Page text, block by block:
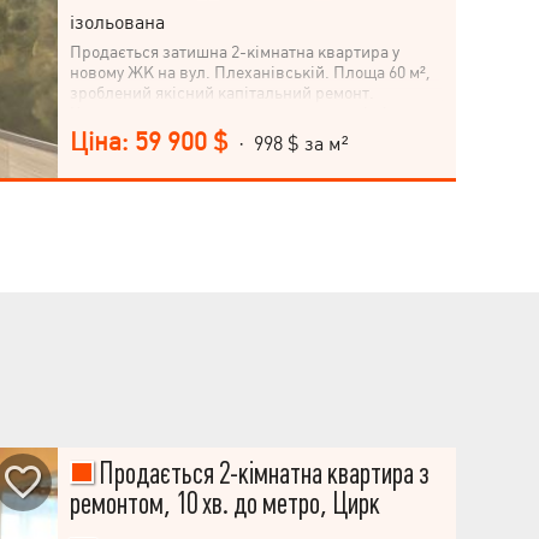
ізольована
Продається затишна 2-кімнатна квартира у
новому ЖК на вул. Плеханівській. Площа 60 м²,
зроблений якісний капітальний ремонт.
вулиці Георгія Тарасенка, ЖК Левада.
Неподалік від метро Спортивна. Ідеальне місце
для комфортного життя в Харкові. Поверх 16/16.
Ціна: 59 900 $ · 998 $ за м²
Продається 2-кімнатна квартира з
ремонтом, 10 хв. до метро, Цирк